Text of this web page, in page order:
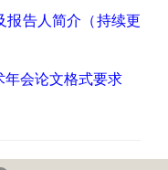
报告人简介（持续更
年会论文格式要求